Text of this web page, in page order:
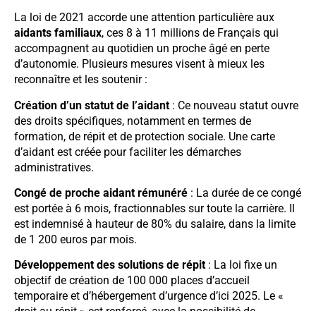
La loi de 2021 accorde une attention particulière aux
aidants familiaux, ces 8 à 11 millions de Français qui
accompagnent au quotidien un proche âgé en perte
d’autonomie. Plusieurs mesures visent à mieux les
reconnaître et les soutenir :
Création d’un statut de l’aidant : Ce nouveau statut ouvre
des droits spécifiques, notamment en termes de
formation, de répit et de protection sociale. Une carte
d’aidant est créée pour faciliter les démarches
administratives.
Congé de proche aidant rémunéré : La durée de ce congé
est portée à 6 mois, fractionnables sur toute la carrière. Il
est indemnisé à hauteur de 80% du salaire, dans la limite
de 1 200 euros par mois.
Développement des solutions de répit : La loi fixe un
objectif de création de 100 000 places d’accueil
temporaire et d’hébergement d’urgence d’ici 2025. Le «